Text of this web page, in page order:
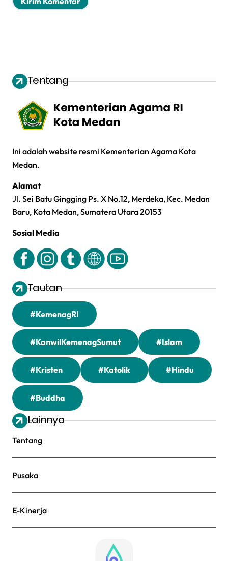
Tentang
Ini adalah website resmi Kementerian Agama Kota
Medan.
Alamat
Jl. Sei Batu Gingging Ps. X No.12, Merdeka, Kec. Medan
Baru, Kota Medan, Sumatera Utara 20153
Sosial Media
Tautan
#KemenagRI
#KanwilKemenagSumut #Islam
#Kristen #Katolik #Hindu
#Buddha
Lainnya
Tentang
Pusaka
E-Kinerja